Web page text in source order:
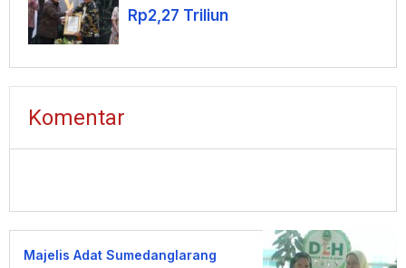
Rp2,27 Triliun
Komentar
Majelis Adat Sumedanglarang